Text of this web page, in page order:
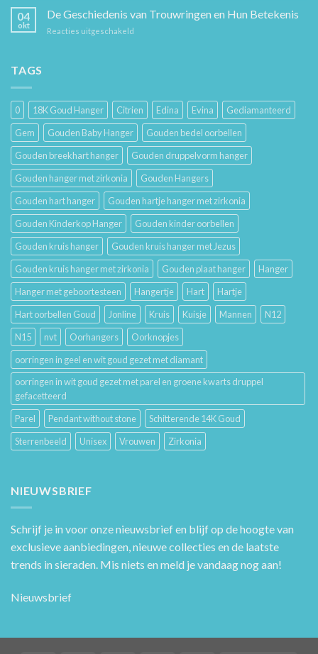
Hem
Verzorging:
Hoe
04
okt
De Geschiedenis van Trouwringen en Hun Betekenis
Reacties uitgeschakeld
Hun
Betekenis
TAGS
0 18K Goud Hanger Citrien Edina Evina
Gediamanteerd
Gem
Gouden Baby Hanger
Gouden bedel oorbellen
Gouden breekhart hanger
Gouden druppelvorm hanger
Gouden hanger met zirkonia
Gouden Hangers
Gouden hart hanger
Gouden hartje hanger met zirkonia
Gouden Kinderkop Hanger
Gouden kinder oorbellen
Gouden kruis hanger
Gouden kruis hanger met Jezus
Gouden kruis hanger met zirkonia
Gouden plaat hanger
Hanger
Hanger met geboortesteen
Hangertje Hart
Hartje
Hart oorbellen Goud
Jonline Kruis Kuisje Mannen
N12
N15
nvt Oorhangers
Oorknopjes
oorringen in geel en wit goud gezet met diamant
oorringen in wit goud gezet met parel en groene kwarts druppel
gefacetteerd
Parel
Pendant without stone
Schitterende 14K Goud
Sterrenbeeld
Unisex Vrouwen Zirkonia
NIEUWSBRIEF
Schrijf je in voor onze nieuwsbrief en blijf op de hoogte van
exclusieve aanbiedingen, nieuwe collecties en de laatste
trends in sieraden. Mis niets en meld je vandaag nog aan!
Nieuwsbrief